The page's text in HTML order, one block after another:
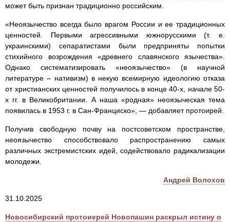
может быть признан традиционно российским.
«Неоязычество всегда было врагом России и ее традиционных
ценностей. Первыми агрессивными южнорусскими (т. е.
украинскими) сепаратистами были предприняты попытки
стихийного возрождения «древнего славянского язычества».
Однако систематизировать «неоязычество» (в научной
литературе – нативизм) в некую всемирную идеологию отказа
от христианских ценностей получилось в конце 40-х, начале 50-
х гг. в Великобритании. А наша «родная» неоязыческая тема
появилась в 1953 г. в Сан-Франциско», — добавляет протоирей.
Получив свободную почву на постсоветском пространстве,
неоязычество способствовало распространению самых
различных экстремистских идей, содействовало радикализации
молодежи.
Андрей Волохов
31.10.2025
Новосибирский протоиерей Новопашин раскрыл истину о